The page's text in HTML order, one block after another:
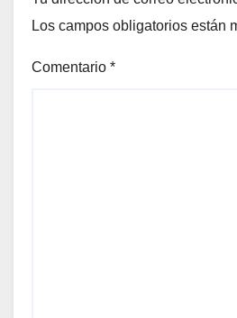
Los campos obligatorios están
Comentario *